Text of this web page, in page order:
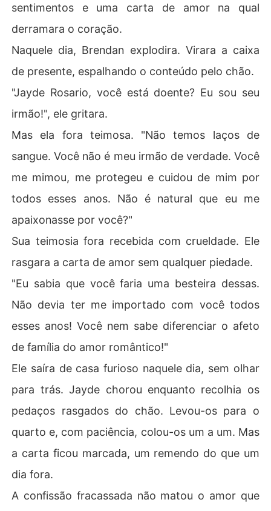
sentimentos e uma carta de amor na qual
derramara o coração.
Naquele dia, Brendan explodira. Virara a caixa
de presente, espalhando o conteúdo pelo chão.
"Jayde Rosario, você está doente? Eu sou seu
irmão!", ele gritara.
Mas ela fora teimosa. "Não temos laços de
sangue. Você não é meu irmão de verdade. Você
me mimou, me protegeu e cuidou de mim por
todos esses anos. Não é natural que eu me
apaixonasse por você?"
Sua teimosia fora recebida com crueldade. Ele
rasgara a carta de amor sem qualquer piedade.
"Eu sabia que você faria uma besteira dessas.
Não devia ter me importado com você todos
esses anos! Você nem sabe diferenciar o afeto
de família do amor romântico!"
Ele saíra de casa furioso naquele dia, sem olhar
para trás. Jayde chorou enquanto recolhia os
pedaços rasgados do chão. Levou-os para o
quarto e, com paciência, colou-os um a um. Mas
a carta ficou marcada, um remendo do que um
dia fora.
A confissão fracassada não matou o amor que